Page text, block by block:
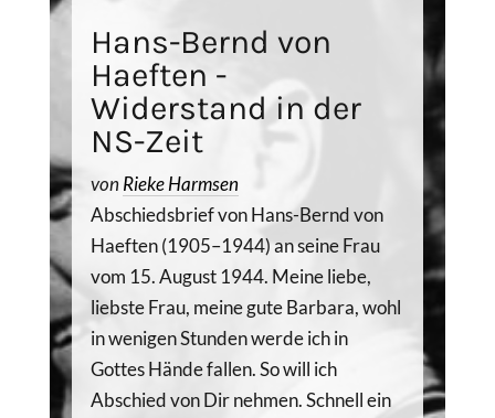
Hans-Bernd von
Haeften -
Widerstand in der
NS-Zeit
vonRieke Harmsen
Abschiedsbrief von Hans-Bernd von
Haeften (1905–1944) an seine Frau
vom 15. August 1944. Meine liebe,
liebste Frau, meine gute Barbara, wohl
in wenigen Stunden werde ich in
Gottes Hände fallen. So will ich
Abschied von Dir nehmen. Schnell ein